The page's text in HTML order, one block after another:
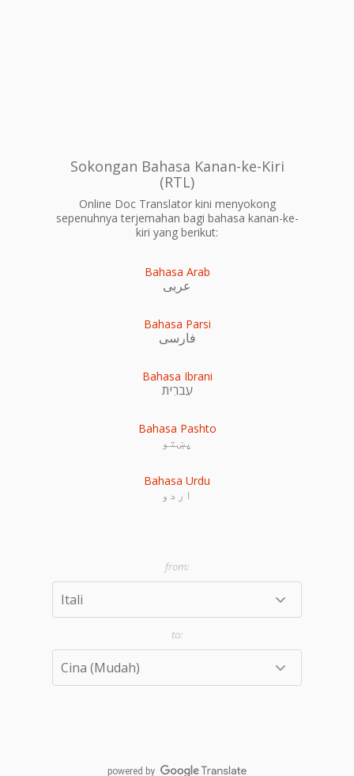
Sokongan Bahasa Kanan-ke-Kiri
(RTL)
Online Doc Translator kini menyokong
sepenuhnya terjemahan bagi bahasa kanan-ke-
kiri yang berikut:
Bahasa Arab
عربى
Bahasa Parsi
فارسی
Bahasa Ibrani
עִברִית
Bahasa Pashto
پښتو
Bahasa Urdu
اردو
powered by